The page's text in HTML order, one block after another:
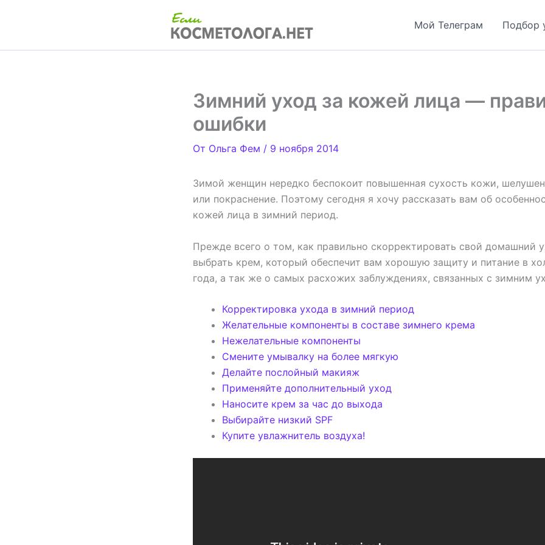
Мой Телеграм Подбор
Зимний уход за кожей лица —
ошибки
От Ольга Фем / 9 ноября 2014
Зимой женщин нередко беспокоит повышенная сухость кожи,
или покраснение. Поэтому сегодня я хочу рассказать вам об
кожей лица в зимний период.
Прежде всего о том, как правильно скорректировать свой домашний
выбрать крем, который обеспечит вам хорошую защиту и питание в
года, а так же о самых расхожих заблуждениях, связанных с зимним
Корректировка ухода в зимний период
Желательные компоненты в составе зимнего крема
Нежелательные компоненты
Смените умывалку на более мягкую
Делайте послойный макияж
Применяйте дополнительный уход
Наносите крем за час до выхода
Выбирайте низкий SPF
Купите увлажнитель воздуха!